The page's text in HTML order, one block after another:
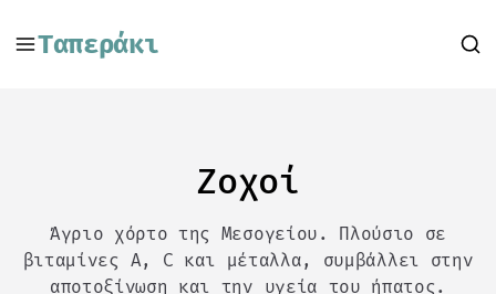
Ταπεράκι
Ζοχοί
Άγριο χόρτο της Μεσογείου. Πλούσιο σε
βιταμίνες Α, C και μέταλλα, συμβάλλει στην
αποτοξίνωση και την υγεία του ήπατος.